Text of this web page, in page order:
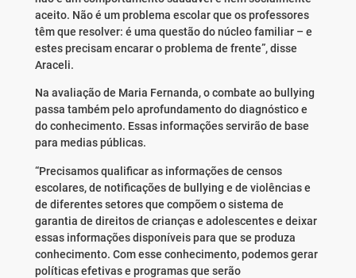
aceito. Não é um problema escolar que os professores
têm que resolver: é uma questão do núcleo familiar – e
estes precisam encarar o problema de frente”, disse
Araceli.
Na avaliação de Maria Fernanda, o combate ao bullying
passa também pelo aprofundamento do diagnóstico e
do conhecimento. Essas informações servirão de base
para medias públicas.
“Precisamos qualificar as informações de censos
escolares, de notificações de bullying e de violências e
de diferentes setores que compõem o sistema de
garantia de direitos de crianças e adolescentes e deixar
essas informações disponíveis para que se produza
conhecimento. Com esse conhecimento, podemos gerar
políticas efetivas e programas que serão